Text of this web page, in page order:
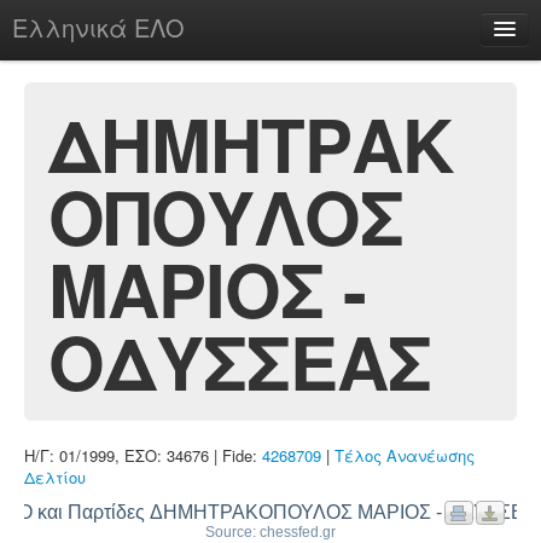
Ελληνικά ΕΛΟ
chesstu.be @ discord
Login
ΔΗΜΗΤΡΑΚ
ΟΠΟΥΛΟΣ
ΜΑΡΙΟΣ -
ΟΔΥΣΣΕΑΣ
Η/Γ: 01/1999, ΕΣΟ: 34676 | Fide: 4268709 | Τέλος Ανανέωσης
Δελτίου
και Παρτίδες ΔΗΜΗΤΡΑΚΟΠΟΥΛΟΣ ΜΑΡΙΟΣ -
Source: chessfed.gr